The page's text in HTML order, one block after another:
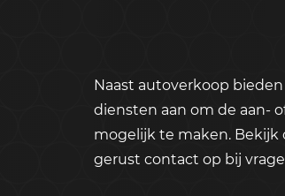
Naast autoverkoop
diensten aan om de aan-
mogelijk te maken. Bekijk
gerust contact op bij